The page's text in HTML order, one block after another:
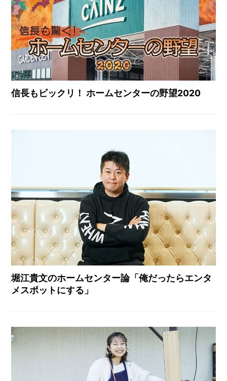
信長もビックリ！ ホームセンターの野望2020
堀江貴文のホームセンター論「俺だったらエンタ
メスポットにする」